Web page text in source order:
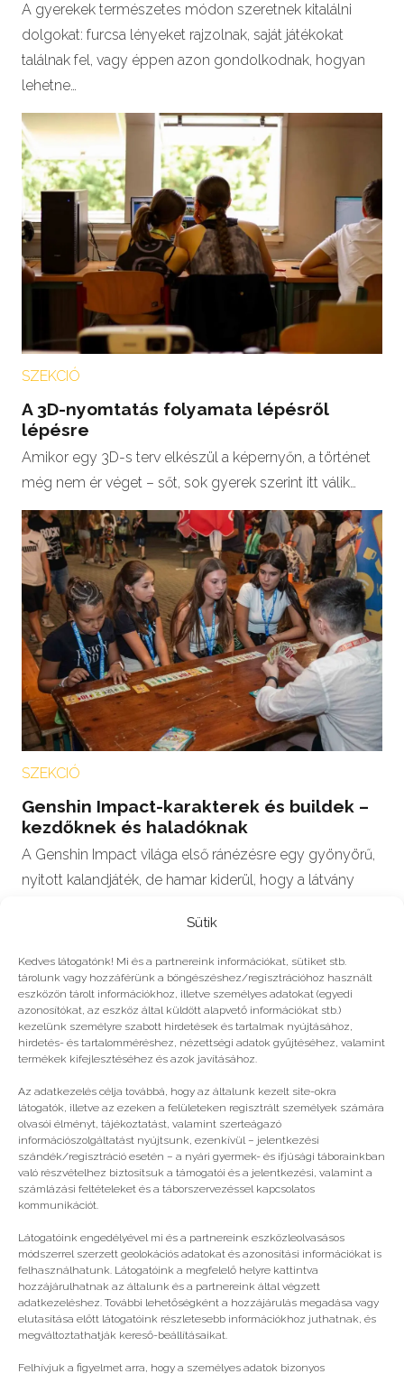
Sütik
Kedves látogatónk! Mi és a partnereink információkat, sütiket stb.
tárolunk vagy hozzáférünk a böngészéshez/regisztrációhoz használt
eszközön tárolt információkhoz, illetve személyes adatokat (egyedi
azonosítókat, az eszköz által küldött alapvető információkat stb.)
kezelünk személyre szabott hirdetések és tartalmak nyújtásához,
hirdetés- és tartalomméréshez, nézettségi adatok gyűjtéséhez, valamint
termékek kifejlesztéséhez és azok javításához.
Az adatkezelés célja továbbá, hogy az általunk kezelt site-okra
látogatók, illetve az ezeken a felületeken regisztrált személyek számára
olvasói élményt, tájékoztatást, valamint szerteágazó
információszolgáltatást nyújtsunk, ezenkívül – jelentkezési
szándék/regisztráció esetén – a nyári gyermek- és ifjúsági táborainkban
való részvételhez biztosítsuk a támogatói és a jelentkezési, valamint a
számlázási feltételeket és a táborszervezéssel kapcsolatos
kommunikációt.
Látogatóink engedélyével mi és a partnereink eszközleolvasásos
módszerrel szerzett geolokációs adatokat és azonosítási információkat is
felhasználhatunk. Látogatóink a megfelelő helyre kattintva
hozzájárulhatnak az általunk és a partnereink által végzett
adatkezeléshez. További lehetőségként a hozzájárulás megadása vagy
elutasítása előtt látogatóink részletesebb információkhoz juthatnak, és
megváltoztathatják kereső-beállításaikat.
Felhívjuk a figyelmet arra, hogy a személyes adatok bizonyos
A gyerekek természetes módon szeretnek kitalálni
dolgokat: furcsa lényeket rajzolnak, saját játékokat
találnak fel, vagy éppen azon gondolkodnak, hogyan
lehetne…
SZEKCIÓ
A 3D-nyomtatás folyamata lépésről
lépésre
Amikor egy 3D-s terv elkészül a képernyőn, a történet
még nem ér véget – sőt, sok gyerek szerint itt válik…
SZEKCIÓ
Genshin Impact-karakterek és buildek –
kezdőknek és haladóknak
A Genshin Impact világa első ránézésre egy gyönyörű,
nyitott kalandjáték, de hamar kiderül, hogy a látvány
2025
Még több